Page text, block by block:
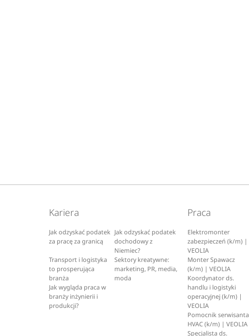
Kariera
Jak odzyskać podatek
za pracę za granicą
Jak odzyskać podatek
dochodowy z
Niemiec?
Transport i logistyka
to prosperująca
branża
Sektory kreatywne:
marketing, PR, media,
moda
Jak wygląda praca w
branży inżynierii i
produkcji?
Praca
Elektromonter
zabezpieczeń (k/m) |
VEOLIA
Monter Spawacz
(k/m) | VEOLIA
Koordynator ds.
handlu i logistyki
operacyjnej (k/m) |
VEOLIA
Pomocnik serwisanta
HVAC (k/m) | VEOLIA
Specjalista ds.